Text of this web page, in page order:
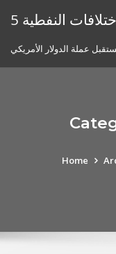
عملة الدولار الأمريكي
Home